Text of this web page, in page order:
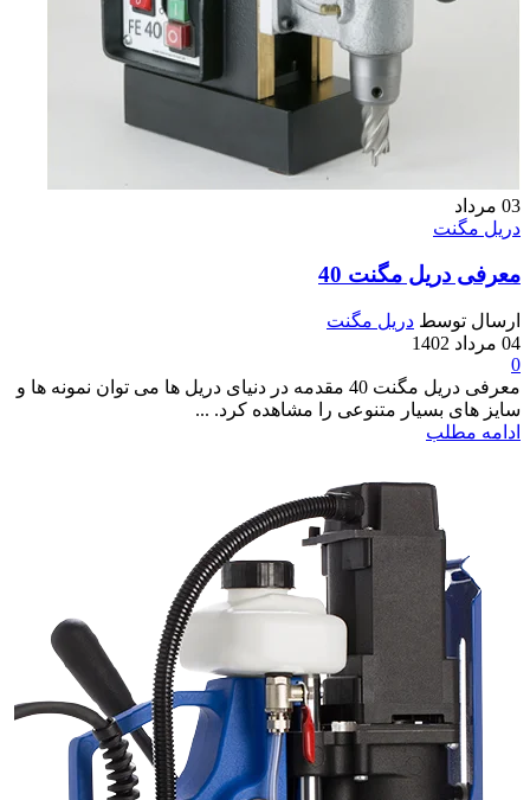
03 مرداد
دریل مگنت
معرفی دریل مگنت 40
ارسال توسط دریل مگنت
04 مرداد 1402
0
معرفی دریل مگنت 40 مقدمه در دنیای دریل ها می توان نمونه ها و
سایز های بسیار متنوعی را مشاهده کرد. ...
ادامه مطلب